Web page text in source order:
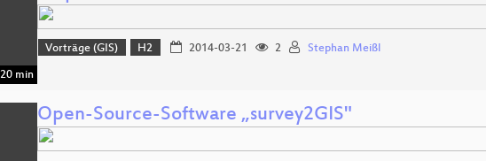
20 min
Vorträge (GIS) H2 2014-03-21 2 Stephan Meißl
Open-Source-Software „survey2GIS"